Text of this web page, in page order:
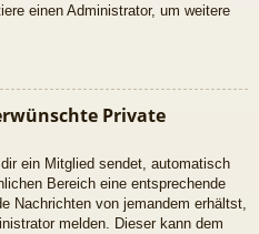
einen Administrator, um weitere
Private
ein Mitglied sendet, automatisch
Bereich eine entsprechende
Nachrichten von jemandem erhältst,
melden. Dieser kann dem